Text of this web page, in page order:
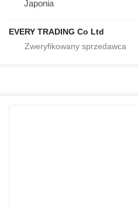
Japonia
EVERY TRADING Co Ltd